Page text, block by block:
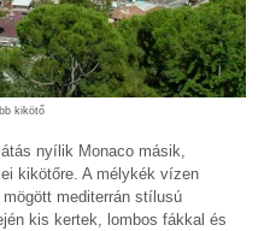
kikötő
nyílik Monaco másik,
kikötőre. A mélykék vízen
mediterrán stílusú
kis kertek, lombos fákkal és